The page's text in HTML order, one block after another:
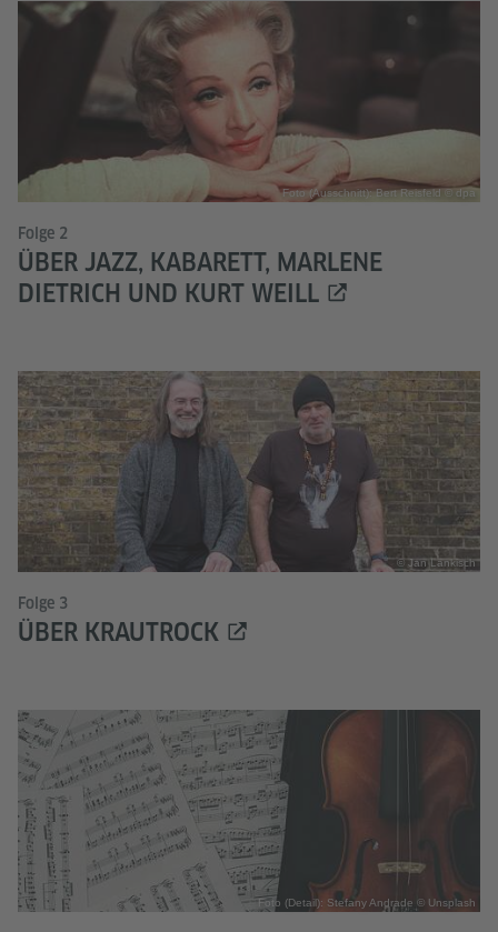
Foto (Ausschnitt): Bert Reisfeld © dpa
Folge 2
ÜBER JAZZ, KABARETT, MARLENE
DIETRICH UND KURT WEILL
© Jan Lankisch
Folge 3
ÜBER KRAUTROCK
Foto (Detail): Stefany Andrade © Unsplash